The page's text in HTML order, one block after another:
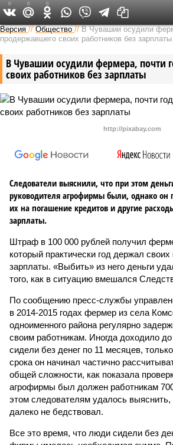
Версия в Чувашии
Версия //Общество //В Чувашии осудили
продержавшего своих работников без зарплаты
В Чувашии осудили фермера, почти
своих работников без зарплаты
http://pixabay.com
Следователи выяснили, что при этом
руководителя агрофирмы были, однако он
их на погашение кредитов и другие
зарплаты.
Штраф в 100 000 рублей получил
который практически год держал
зарплаты. «Выбить» из него деньги
того, как в ситуацию вмешался
По сообщению пресс-службы
в 2014-2015 годах фермер из села
одноименного района регулярно
своим работникам. Иногда доходило
сидели без денег по 11 месяцев,
срока он начинал частично
общей сложности, как показала
агрофирмы был должен работникам
этом следователям удалось
далеко не бедствовал.
Все это время, что люди сидели без
0 0 0